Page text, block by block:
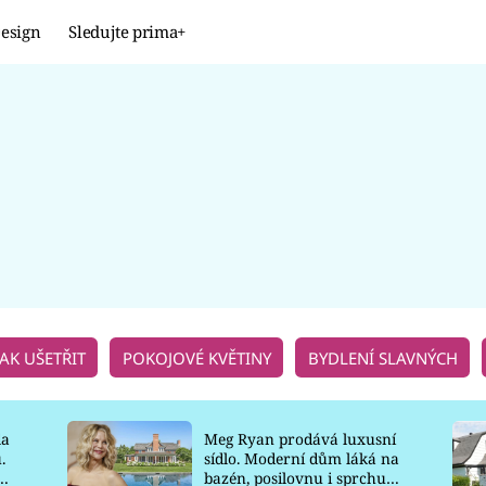
Sledujte prima+
UŠETŘIT POKOJOVÉ KVĚTINY BYDLENÍ SLAVNÝCH
Meg Ryan prodává luxusní
sídlo. Moderní dům láká na
bazén, posilovnu i sprchu